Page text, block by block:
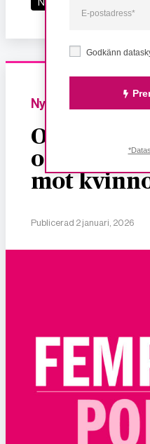
Nyheter
Om
och
mot
Publicerad 2 januari, 2026
Godkänn